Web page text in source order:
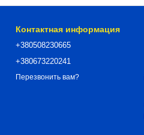
Контактная информация
+380508230665
+380673220241
Перезвонить вам?